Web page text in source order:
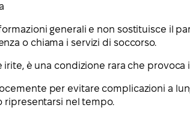
generali e non sostituisce il
o chiama i servizi di soccorso.
irite, è una condizione rara che
per evitare complicazioni a
ripresentarsi nel tempo.